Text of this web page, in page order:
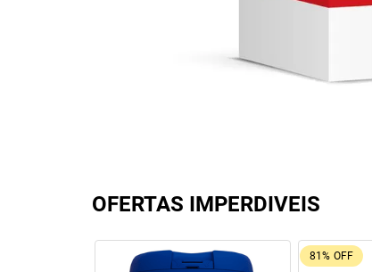
OFERTAS IMPERDIVEIS
OFF 26% OFF